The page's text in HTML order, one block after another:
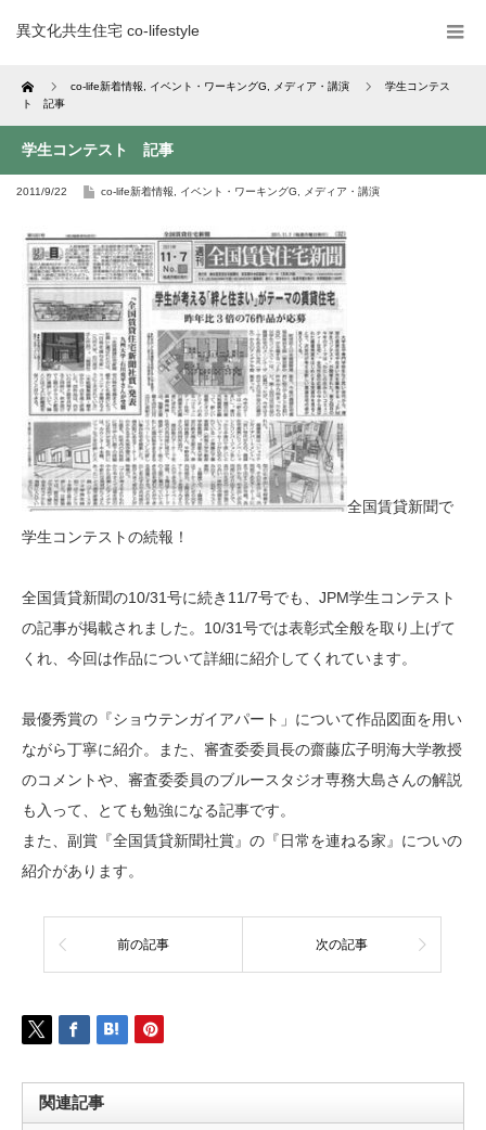
異文化共生住宅 co-lifestyle
Home co-life新着情報 イベント・ワーキングG メディア・講演
学生コンテス
ト 記事
学生コンテスト 記事
2011/9/22 co-life新着情報 イベント・ワーキングG メディア・講演
全国賃貸新聞で
学生コンテストの続報！
全国賃貸新聞の10/31号に続き11/7号でも、JPM学生コンテスト
の記事が掲載されました。10/31号では表彰式全般を取り上げて
くれ、今回は作品について詳細に紹介してくれています。
最優秀賞の『ショウテンガイアパート」について作品図面を用い
ながら丁寧に紹介。また、審査委委員長の齋藤広子明海大学教授
のコメントや、審査委委員のブルースタジオ専務大島さんの解説
も入って、とても勉強になる記事です。
また、副賞『全国賃貸新聞社賞』の『日常を連ねる家』についの
紹介があります。
前の記事 次の記事
関連記事